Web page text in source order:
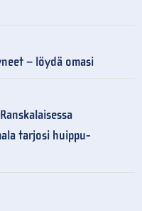
– löydä omasi
tarjosi huippu-